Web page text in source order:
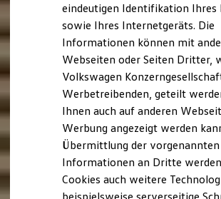
Lifestyle Shop
T-Roc Kollektion
Golf Kollektion
Volkswagen Kollektion
R-Kollektion
GTI Kollektion
Fußball Drop
we drive football
#wedriveproud
Besitzer und Service
myVolkswagen
Software Updates
Service und Ersatzteile
Inspektion und HU/AU
eindeutigen Identifikation Ihres
sowie Ihres Internetgeräts. Die
Informationen können mit
Webseiten oder Seiten Dritter,
Volkswagen
Werbetreibenden, geteilt
Ihnen auch auf anderen
Werbung angezeigt werden
Übermittlung der vorgenannten
Informationen an Dritte
Cookies auch weitere
beispielsweise serverseitige